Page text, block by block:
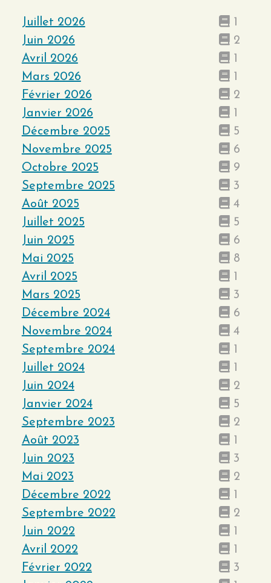
Juillet 2026
1
Juin 2026
2
Avril 2026
1
Mars 2026
1
Février 2026
2
Janvier 2026
1
Décembre 2025
5
Novembre 2025
6
Octobre 2025
9
Septembre 2025
3
Août 2025
4
Juillet 2025
5
Juin 2025
6
Mai 2025
8
Avril 2025
1
Mars 2025
3
Décembre 2024
6
Novembre 2024
4
Septembre 2024
1
Juillet 2024
1
Juin 2024
2
Janvier 2024
5
Septembre 2023
2
Août 2023
1
Juin 2023
3
Mai 2023
2
Décembre 2022
1
Septembre 2022
2
Juin 2022
1
Avril 2022
1
Février 2022
3